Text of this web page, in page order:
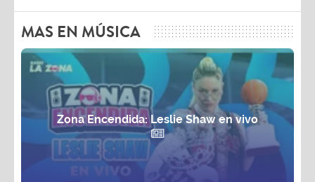
MAS EN MÚSICA
Zona Encendida: Leslie Shaw en vivo